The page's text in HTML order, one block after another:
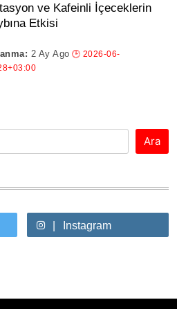
ve Kafeinli İçeceklerin
Etkisi
2 Ay Ago
Ara
On HoverInstagram